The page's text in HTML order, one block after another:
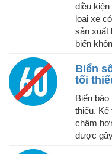
điều
loại xe
sản xuất
biển
Biển
tối
Biển
thiểu.
chậm
được